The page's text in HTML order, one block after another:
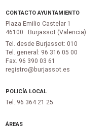
CONTACTO AYUNTAMIENTO
Plaza Emilio Castelar 1
46100 · Burjassot (Valencia)
Tel. desde Burjassot: 010
Tel. general: 96 316 05 00
Fax. 96 390 03 61
registro@burjassot.es
POLICÍA LOCAL
Tel. 96 364 21 25
ÁREAS